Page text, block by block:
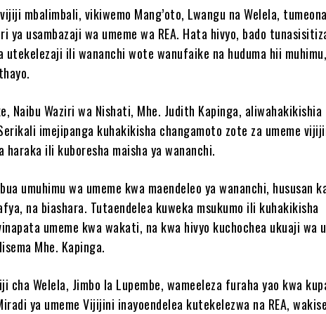
mbalimbali, vikiwemo Mang’oto, Lwangu na Welela, tumeona
ya usambazaji wa umeme wa REA. Hata hivyo, bado
utekelezaji ili wananchi wote wanufaike na huduma hii
Naibu Waziri wa Nishati, Mhe. Judith Kapinga, aliwahakikishia
imejipanga kuhakikisha changamoto zote za umeme
ili kuboresha maisha ya wananchi.
umuhimu wa umeme kwa maendeleo ya wananchi, hususan
na biashara. Tutaendelea kuweka msukumo ili kuhakikisha
umeme kwa wakati, na kwa hivyo kuchochea ukuaji wa
Mhe. Kapinga.
cha Welela, Jimbo la Lupembe, wameeleza furaha yao kwa
ya umeme Vijijini inayoendelea kutekelezwa na REA,